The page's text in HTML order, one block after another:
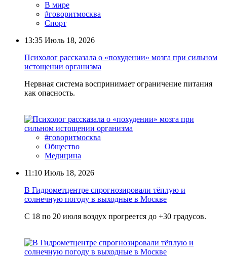
В мире
#говоритмосква
Спорт
13:35 Июль 18, 2026
Психолог рассказала о «похудении» мозга при сильном
истощении организма
Нервная система воспринимает ограничение питания
как опасность.
#говоритмосква
Общество
Медицина
11:10 Июль 18, 2026
В Гидрометцентре спрогнозировали тёплую и
солнечную погоду в выходные в Москве
С 18 по 20 июля воздух прогреется до +30 градусов.